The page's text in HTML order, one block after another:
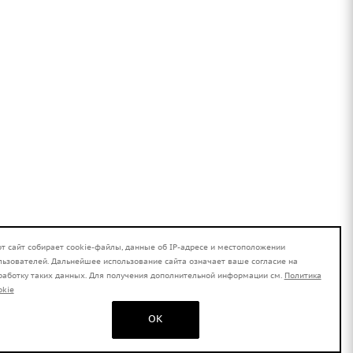
сайт собирает cookie-файлы, данные об IP-адресе и местоположении
Дальнейшее использование сайта означает ваше согласие на
таких данных. Для получения дополнительной информации см. Политика
OK